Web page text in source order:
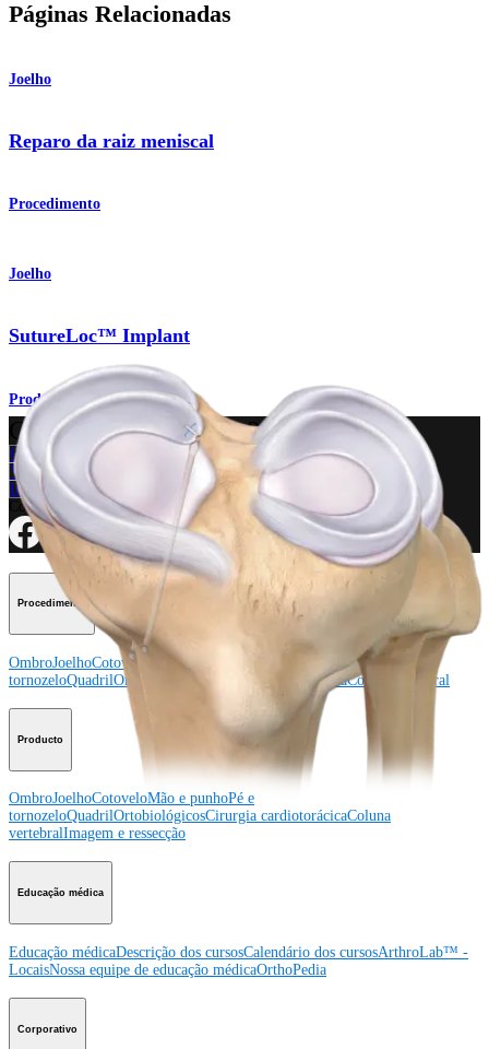
Páginas Relacionadas
Joelho
Reparo da raiz meniscal
Procedimento
Joelho
SutureLoc™ Implant
Produto
Como podemos ajudar?
Contacte um representante
Veja eventos, laboratórios e oportunidades educacionais
Inscreva-se para receber: O que há de novo na Arthrex?
Conecte-se conosco
Procedimento
OmbroJoelhoCotovelo Mão e punho
tornozeloQuadrilOrtobiológicos Cirurgia cardiotorácicaColuna vertebral
Producto
OmbroJoelhoCotoveloMão e punhoPé e
tornozeloQuadrilOrtobiológicosCirurgia cardiotorácicaColuna
vertebralImagem e ressecção
Educação médica
Educação médicaDescrição dos cursosCalendário dos cursosArthroLab™ -
LocaisNossa equipe de educação médicaOrthoPedia
Corporativo